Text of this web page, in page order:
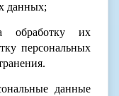
данных;
обработку их
персональных
данные